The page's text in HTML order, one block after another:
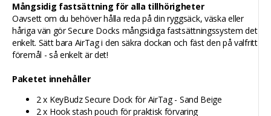
Mångsidig fastsättning för alla tillhörigheter
Oavsett om du behöver hålla reda på din ryggsäck, väska eller
håriga vän gör Secure Docks mångsidiga fastsättningssystem det
enkelt. Sätt bara AirTag i den säkra dockan och fäst den på valfritt
föremål - så enkelt är det!
Paketet innehåller
2 x KeyBudz Secure Dock för AirTag - Sand Beige
2 x Hook stash pouch för praktisk förvaring